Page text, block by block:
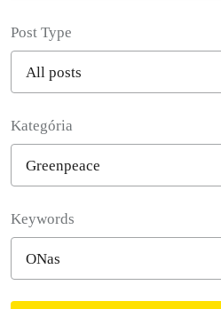
Post Type
Kategória
Keywords